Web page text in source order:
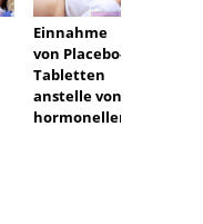
Einnahme
von Placebo-
Tabletten
anstelle von
hormonellen